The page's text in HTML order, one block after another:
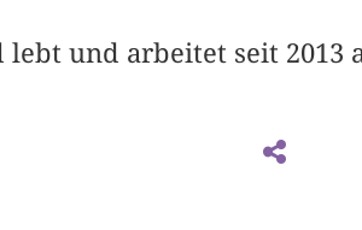
und arbeitet seit 2013